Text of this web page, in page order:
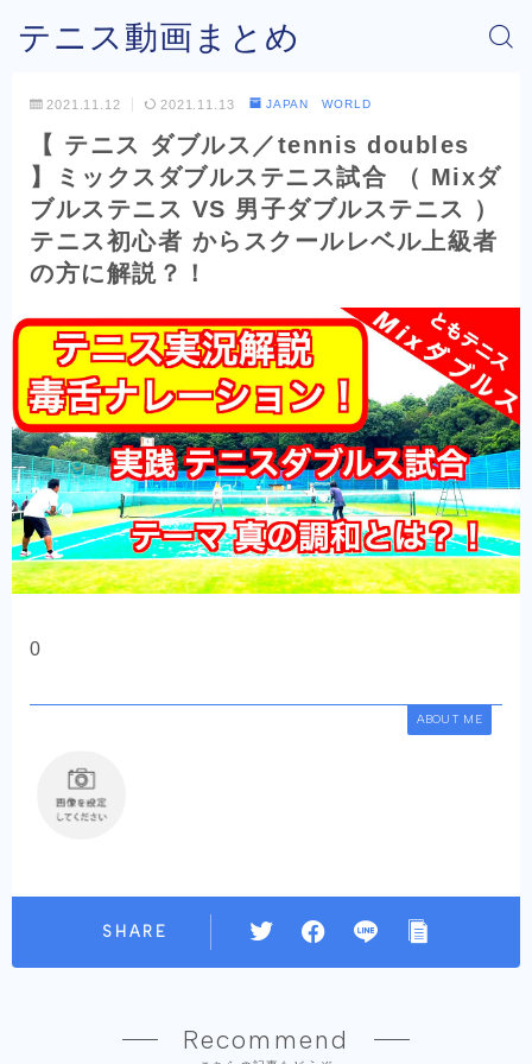
テニス動画まとめ
2021.11.12 2021.11.13 JAPAN WORLD
【 テニス ダブルス／tennis doubles
】ミックスダブルステニス試合 （ Mixダ
ブルステニス VS 男子ダブルステニス ）
テニス初心者 からスクールレベル上級者
の方に解説？！
0
ABOUT ME
SHARE
Recommend